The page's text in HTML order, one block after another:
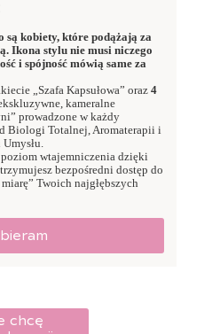
są kobiety, które podążają za
Ikona stylu nie musi niczego
i spójność mówią same za
„Szafa Kapsułowa” oraz 4
kameralne
prowadzone w każdy
Biologi Totalnej, Aromaterapii i
wtajemniczenia dzięki
bezpośredni dostęp do
Twoich najgłębszych
chcę